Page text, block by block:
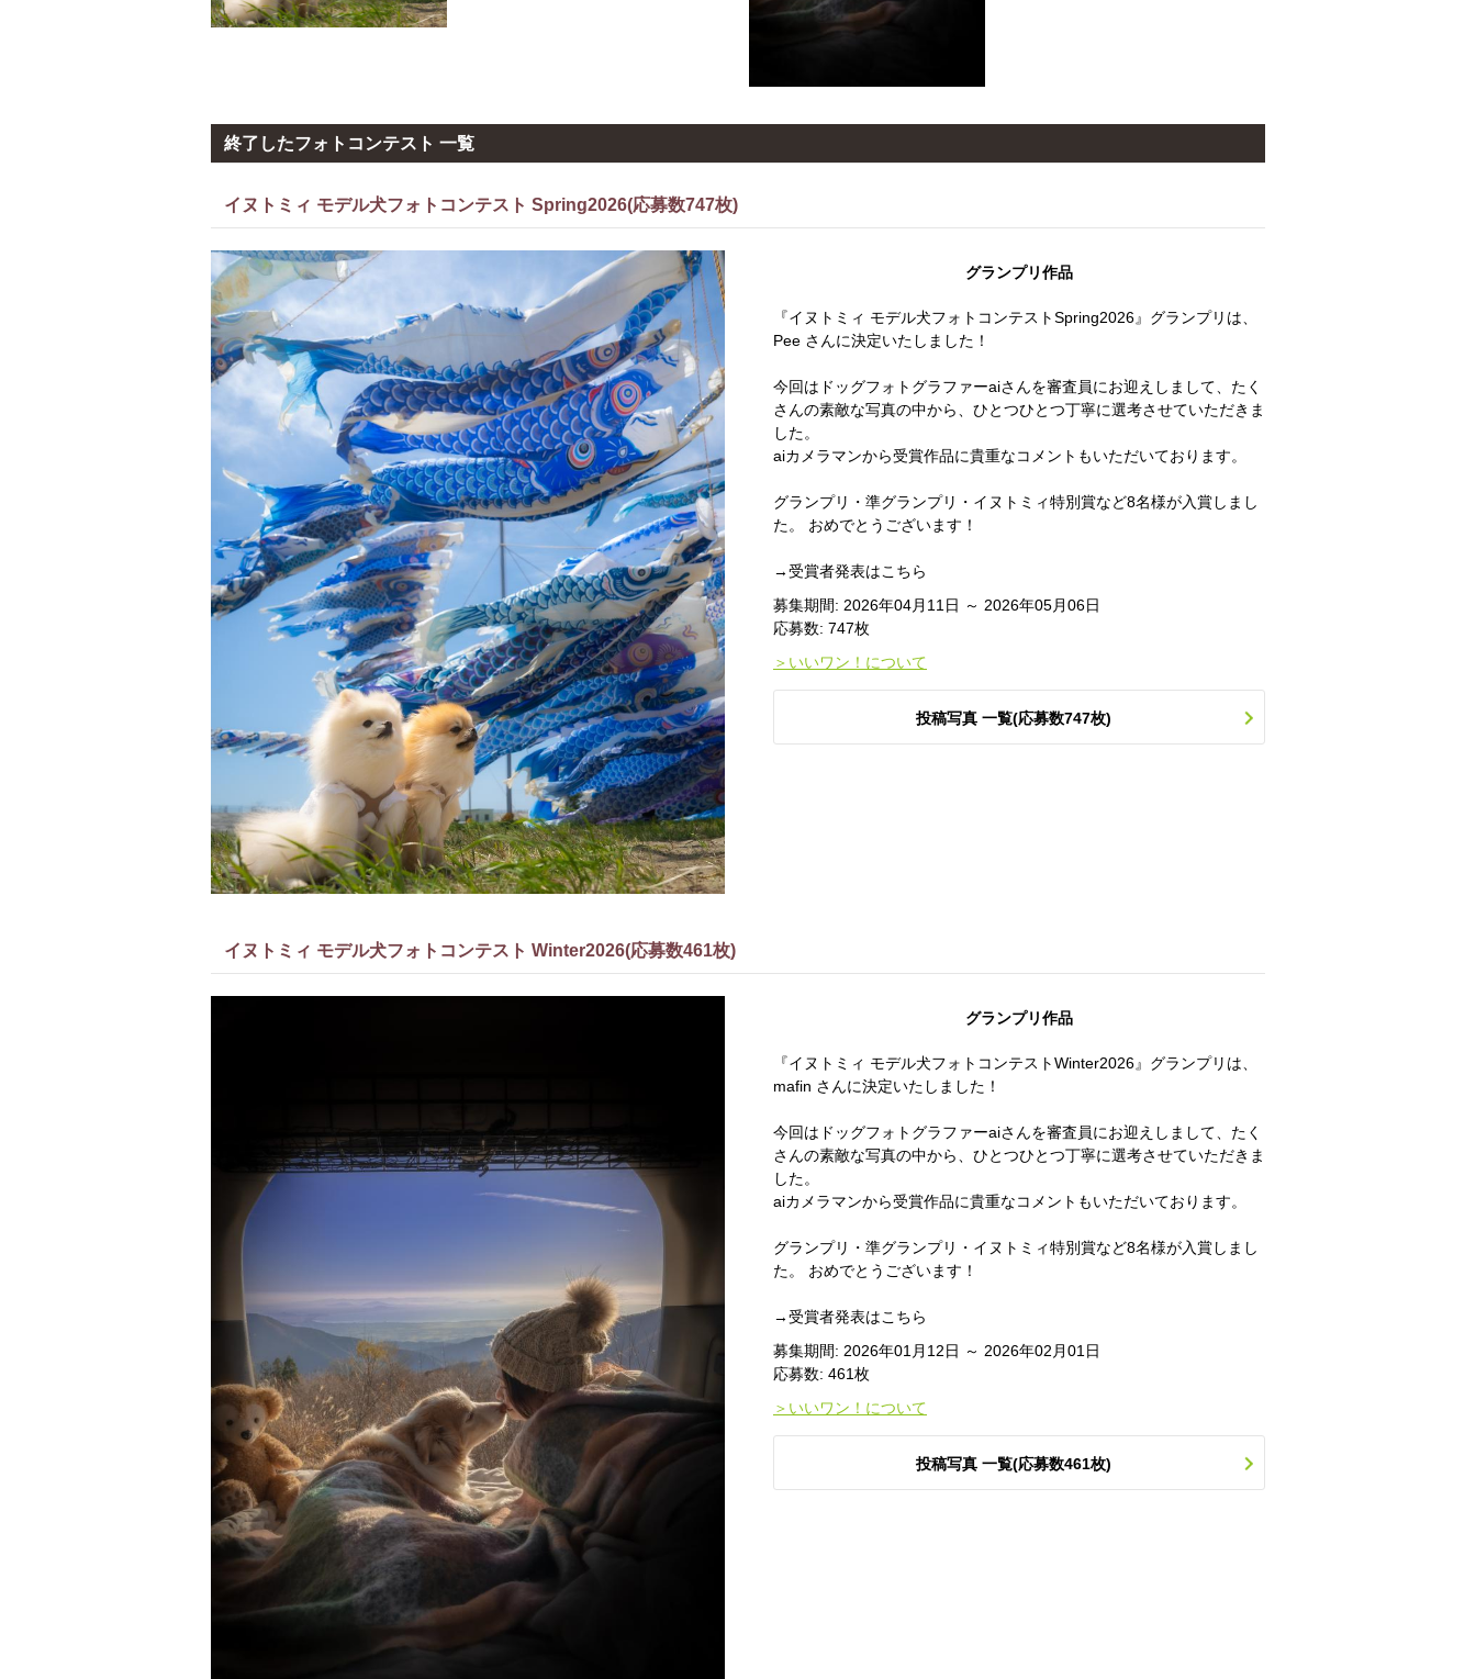
終了したフォトコンテスト 一覧
イヌトミィ モデル犬フォトコンテスト Spring2026(応募数747枚)
グランプリ作品
『イヌトミィ モデル犬フォトコンテストSpring2026』グランプリは、
Pee さんに決定いたしました！
今回はドッグフォトグラファーaiさんを審査員にお迎えしまして、たく
さんの素敵な写真の中から、ひとつひとつ丁寧に選考させていただきま
した。
aiカメラマンから受賞作品に貴重なコメントもいただいております。
グランプリ・準グランプリ・イヌトミィ特別賞など8名様が入賞しまし
た。 おめでとうございます！
→受賞者発表はこちら
募集期間: 2026年04月11日 ～ 2026年05月06日
応募数: 747枚
＞いいワン！について
投稿写真 一覧(応募数747枚)
イヌトミィ モデル犬フォトコンテスト Winter2026(応募数461枚)
グランプリ作品
『イヌトミィ モデル犬フォトコンテストWinter2026』グランプリは、
mafin さんに決定いたしました！
今回はドッグフォトグラファーaiさんを審査員にお迎えしまして、たく
さんの素敵な写真の中から、ひとつひとつ丁寧に選考させていただきま
した。
aiカメラマンから受賞作品に貴重なコメントもいただいております。
グランプリ・準グランプリ・イヌトミィ特別賞など8名様が入賞しまし
た。 おめでとうございます！
→受賞者発表はこちら
募集期間: 2026年01月12日 ～ 2026年02月01日
応募数: 461枚
＞いいワン！について
投稿写真 一覧(応募数461枚)